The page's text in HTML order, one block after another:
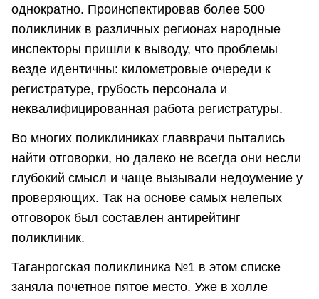
однократно. Проинспектировав более 500
поликлиник в различных регионах народные
инспекторы пришли к выводу, что проблемы
везде идентичны: километровые очереди к
регистратуре, грубость персонала и
неквалифицированная работа регистратуры.
Во многих поликлиниках главврачи пытались
найти отговорки, но далеко не всегда они несли
глубокий смысл и чаще вызывали недоумение у
проверяющих. Так на основе самых нелепых
отговорок был составлен антирейтинг
поликлиник.
Таганрогская поликлиника №1 в этом списке
заняла почетное пятое место. Уже в холле